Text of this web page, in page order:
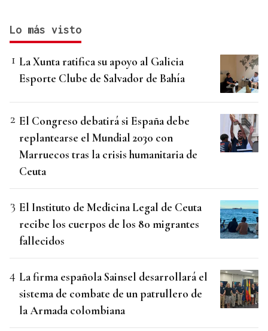
Lo más visto
La Xunta ratifica su apoyo al Galicia
Esporte Clube de Salvador de Bahía
El Congreso debatirá si España debe
replantearse el Mundial 2030 con
Marruecos tras la crisis humanitaria de
Ceuta
El Instituto de Medicina Legal de Ceuta
recibe los cuerpos de los 80 migrantes
fallecidos
La firma española Sainsel desarrollará el
sistema de combate de un patrullero de
la Armada colombiana